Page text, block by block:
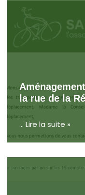
la rue de la
… Lire la suite »